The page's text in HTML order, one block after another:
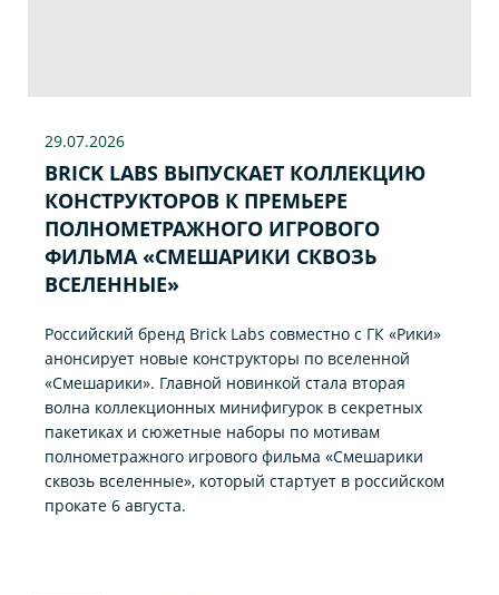
29.07.2026
BRICK LABS ВЫПУСКАЕТ КОЛЛЕКЦИЮ
КОНСТРУКТОРОВ К ПРЕМЬЕРЕ
ПОЛНОМЕТРАЖНОГО ИГРОВОГО
ФИЛЬМА «CМЕШАРИКИ СКВОЗЬ
ВСЕЛЕННЫЕ»
Российский бренд Brick Labs совместно с ГК «Рики»
анонсирует новые конструкторы по вселенной
«Смешарики». Главной новинкой стала вторая
волна коллекционных минифигурок в секретных
пакетиках и сюжетные наборы по мотивам
полнометражного игрового фильма «Смешарики
сквозь вселенные», который стартует в российском
прокате 6 августа.